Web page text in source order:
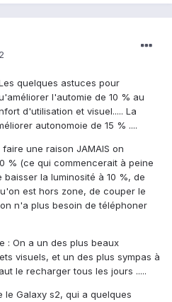
quelques astuces pour
l'automie de 10 % au
d'utilisation et visuel..... La
autonomoie de 15 % ....
une raison JAMAIS on
% (ce qui commencerait à peine
la luminosité à 10 %, de
est hors zone, de couper le
n'a plus besoin de téléphoner
: On a un des plus beaux
visuels, et un des plus sympas à
le recharger tous les jours .....
Galaxy s2, qui a quelques